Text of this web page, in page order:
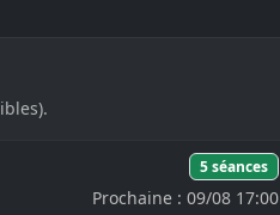
5 séances
Prochaine : 09/08 17:00